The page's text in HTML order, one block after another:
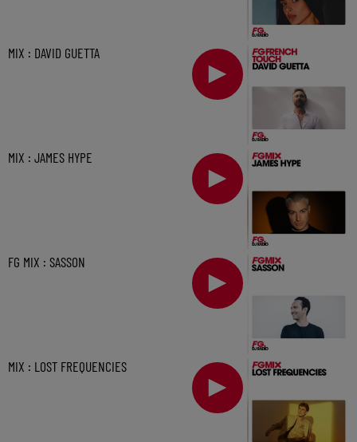
MIX : DAVID GUETTA
MIX : JAMES HYPE
FG MIX : SASSON
MIX : LOST FREQUENCIES